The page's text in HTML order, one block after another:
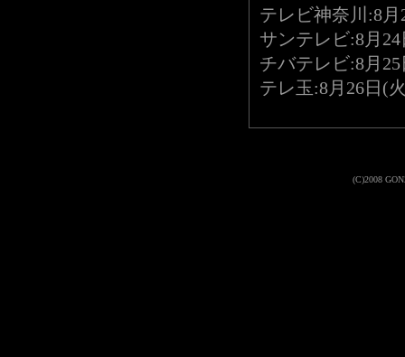
テレビ神奈川:8
サンテレビ:8月
チバテレビ:8月
テレ玉:8月26日(
(C)2008